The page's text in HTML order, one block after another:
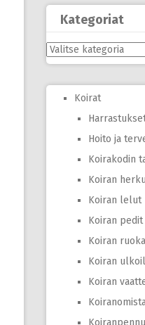
Kategoriat
Kategoriat
Koirat
Hoito ja
Koirakodin
Koiran
Koiran lelut
Koiran
Koiran
Koiran
Koiran